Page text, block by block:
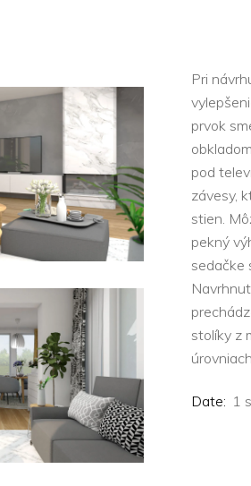
Pri
prvok
pod
závesy,
stien.
pekný
sedačke
stolíky z
Date: 1